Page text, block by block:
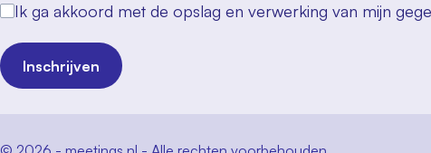
Ik ga akkoord met de opslag en verwerking van mijn
Inschrijven